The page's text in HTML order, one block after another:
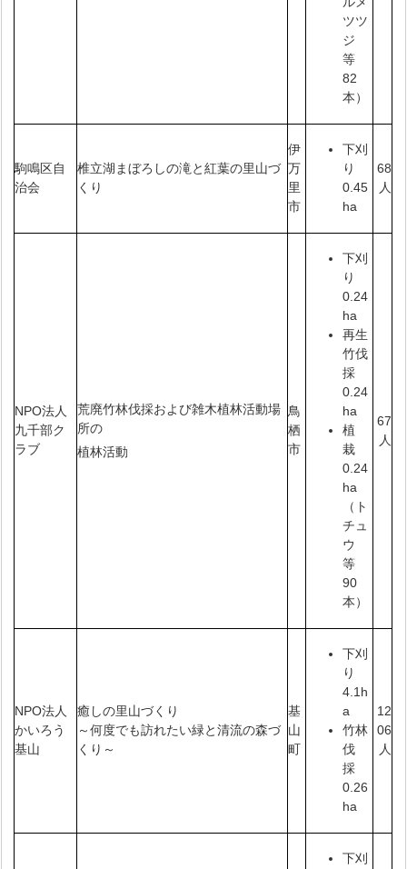
ツツ
ジ
等
82
本）
駒鳴区自
治会
椎立湖まぼろしの滝と紅葉の里山づ
くり
伊
万
里
市
下刈
り
0.45
ha
68
人
NPO法人
九千部ク
ラブ
荒廃竹林伐採および雑木植林活動場
所の
植林活動
鳥
栖
市
下刈
り
0.24
ha
再生
竹伐
採
0.24
ha
植
栽
0.24
ha
（ト
チュ
ウ
等
90
本）
67
人
NPO法人
かいろう
基山
癒しの里山づくり
～何度でも訪れたい緑と清流の森づ
くり～
基
山
町
下刈
り
4.1h
a
竹林
伐
採
0.26
ha
12
06
人
下刈